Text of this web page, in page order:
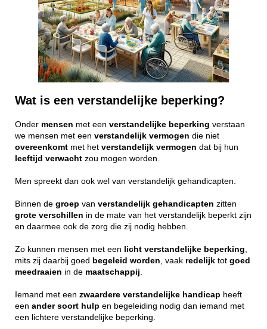
Wat is een verstandelijke beperking?
Onder mensen met een verstandelijke beperking verstaan
we mensen met een verstandelijk vermogen die niet
overeenkomt met het verstandelijk vermogen dat bij hun
leeftijd verwacht zou mogen worden.
Men spreekt dan ook wel van verstandelijk gehandicapten.
Binnen de groep van verstandelijk gehandicapten zitten
grote verschillen in de mate van het verstandelijk beperkt zijn
en daarmee ook de zorg die zij nodig hebben.
Zo kunnen mensen met een licht verstandelijke beperking,
mits zij daarbij goed begeleid worden, vaak redelijk tot goed
meedraaien in de maatschappij.
Iemand met een zwaardere verstandelijke handicap heeft
een ander soort hulp en begeleiding nodig dan iemand met
een lichtere verstandelijke beperking.